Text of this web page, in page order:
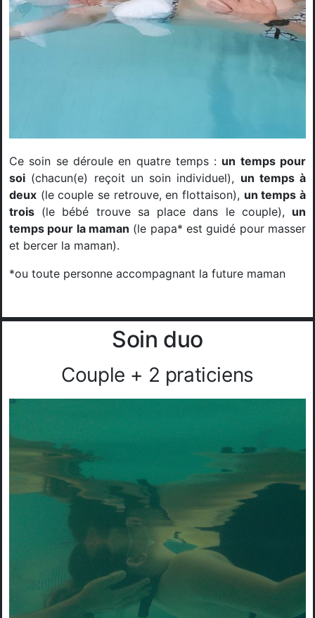
Ce soin se déroule en quatre temps : un temps pour
soi (chacun(e) reçoit un soin individuel), un temps à
deux (le couple se retrouve, en flottaison), un temps à
trois (le bébé trouve sa place dans le couple), un
temps pour la maman (le papa* est guidé pour masser
et bercer la maman).
*ou toute personne accompagnant la future maman
Soin duo
Couple + 2 praticiens